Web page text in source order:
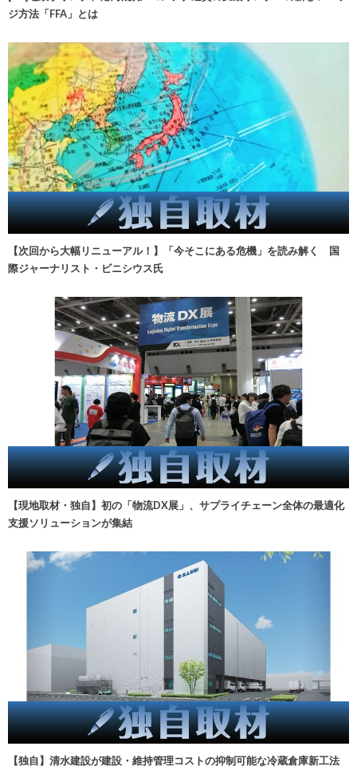
ジ方法「FFA」とは
【次回から大幅リニューアル！】「今そこにある危機」を読み解く 国
際ジャーナリスト・ビニシウス氏
【現地取材・独自】初の「物流DX展」、サプライチェーン全体の最適化
支援ソリューションが集結
【独自】清水建設が建設・維持管理コストの抑制可能な冷蔵倉庫新工法